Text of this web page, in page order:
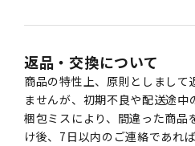
返品・交換について
商品の特性上、原則としまして
ませんが、初期不良や配送途
梱包ミスにより、間違った商品
け後、7日以内のご連絡であれ